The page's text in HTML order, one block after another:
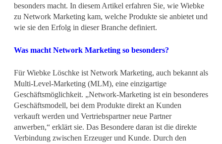
besonders macht. In diesem Artikel erfahren Sie, wie Wiebke
zu Network Marketing kam, welche Produkte sie anbietet und
wie sie den Erfolg in dieser Branche definiert.
Was macht Network Marketing so besonders?
Für Wiebke Löschke ist Network Marketing, auch bekannt als
Multi-Level-Marketing (MLM), eine einzigartige
Geschäftsmöglichkeit. „Network-Marketing ist ein besonderes
Geschäftsmodell, bei dem Produkte direkt an Kunden
verkauft werden und Vertriebspartner neue Partner
anwerben,“ erklärt sie. Das Besondere daran ist die direkte
Verbindung zwischen Erzeuger und Kunde. Durch den